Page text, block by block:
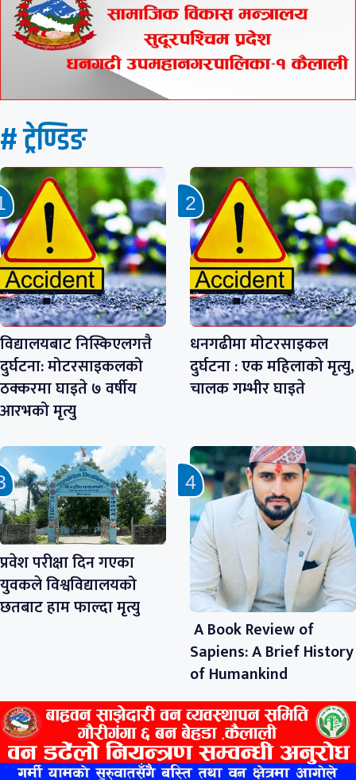
# ट्रेण्डिङ
विद्यालयबाट निस्किएलगत्तै
दुर्घटना: मोटरसाइकलको
ठक्करमा घाइते ७ वर्षीय
आरभको मृत्यु
धनगढीमा मोटरसाइकल
दुर्घटना : एक महिलाको मृत्यु,
चालक गम्भीर घाइते
प्रवेश परीक्षा दिन गएका
युवकले विश्वविद्यालयको
छतबाट हाम फाल्दा मृत्यु
A Book Review of
Sapiens: A Brief History
of Humankind